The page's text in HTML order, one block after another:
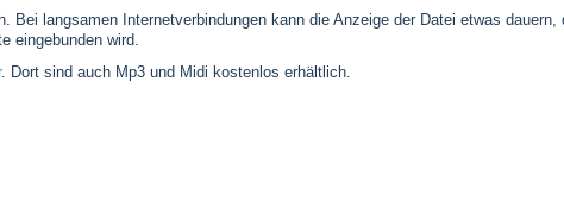
Bei langsamen Internetverbindungen kann die Anzeige der Datei etwas dauern,
eingebunden wird.
. Dort sind auch Mp3 und Midi kostenlos erhältlich.